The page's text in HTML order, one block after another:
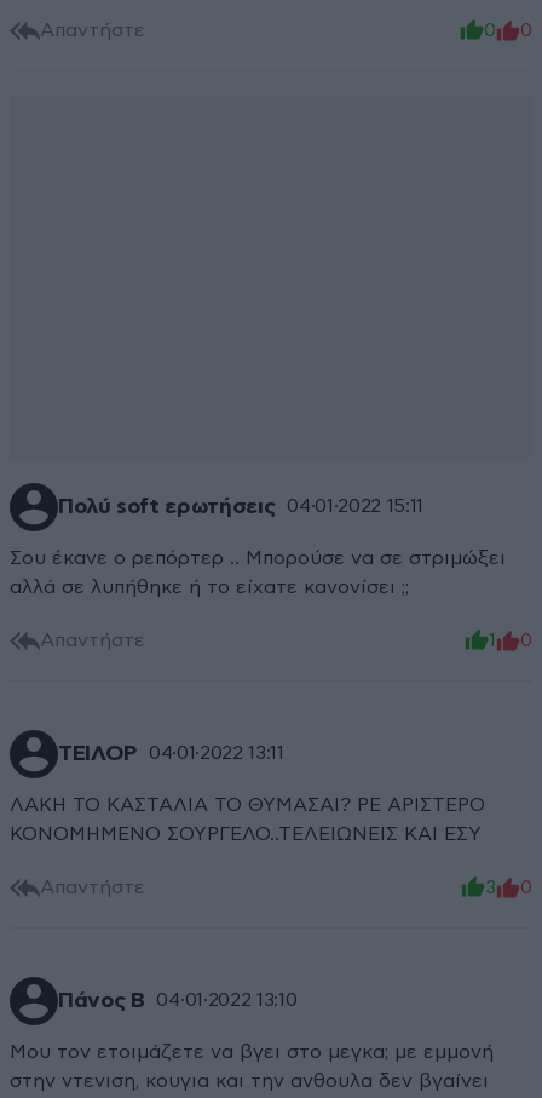
Απαντήστε 0 0
Πολύ soft ερωτήσεις 04·01·2022 15:11
Σου έκανε ο ρεπόρτερ .. Μπορούσε να σε στριμώξει
αλλά σε λυπήθηκε ή το είχατε κανονίσει ;;
Απαντήστε 1 0
ΤΕΙΛΟΡ 04·01·2022 13:11
ΛΑΚΗ ΤΟ ΚΑΣΤΑΛΙΑ ΤΟ ΘΥΜΑΣΑΙ? ΡΕ ΑΡΙΣΤΕΡΟ
ΚΟΝΟΜΗΜΕΝΟ ΣΟΥΡΓΕΛΟ..ΤΕΛΕΙΩΝΕΙΣ ΚΑΙ ΕΣΥ
Απαντήστε 3 0
Πάνος Β 04·01·2022 13:10
Moυ τον ετοιμάζετε να βγει στο μεγκα; με εμμονή
στην ντενιση, κουγια και την ανθουλα δεν βγαίνει